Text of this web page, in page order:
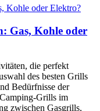
Gas, Kohle oder
die perfekt
des besten Grills
Bedürfnisse der
Grills im
zwischen Gasgrills,